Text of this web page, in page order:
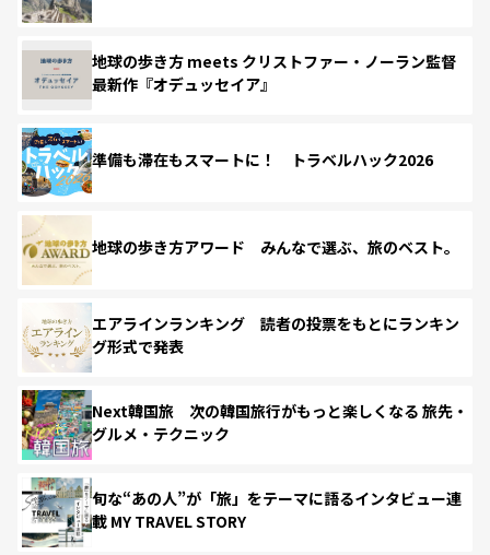
地球の歩き方 meets クリストファー・ノーラン監督
最新作『オデュッセイア』
準備も滞在もスマートに！ トラベルハック2026
地球の歩き方アワード みんなで選ぶ、旅のベスト。
エアラインランキング 読者の投票をもとにランキン
グ形式で発表
Next韓国旅 次の韓国旅行がもっと楽しくなる 旅先・
グルメ・テクニック
旬な“あの人”が「旅」をテーマに語るインタビュー連
載 MY TRAVEL STORY